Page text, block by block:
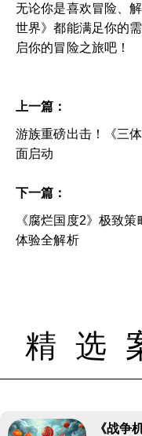
无论你是喜欢冒险、
世界》都能满足你的
启你的冒险之旅吧！
上一篇：
游族重磅出击！《三
面启动
下一篇：
《腐烂国度2》极致
体验全解析
精选
《战争